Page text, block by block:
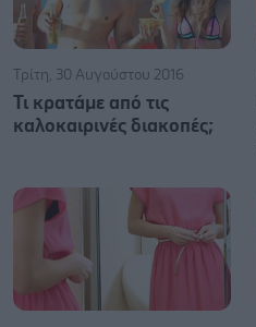
Τρίτη, 30 Αυγούστου 2016
Τι κρατάμε από τις
καλοκαιρινές διακοπές;